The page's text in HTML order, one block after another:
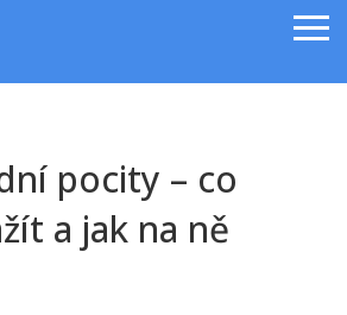
pocity – co
a jak na ně